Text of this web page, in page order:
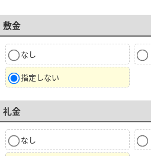
敷金
なし
指定しない
礼金
なし